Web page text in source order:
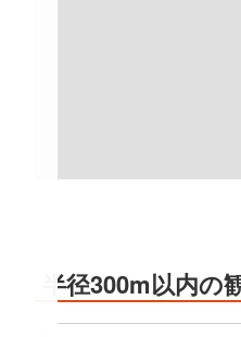
半径300m以内の